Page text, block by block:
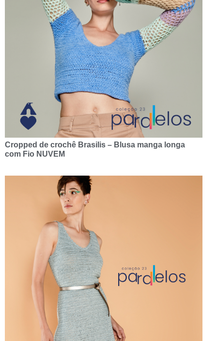
Cropped de crochê Brasilis – Blusa manga longa
com Fio NUVEM